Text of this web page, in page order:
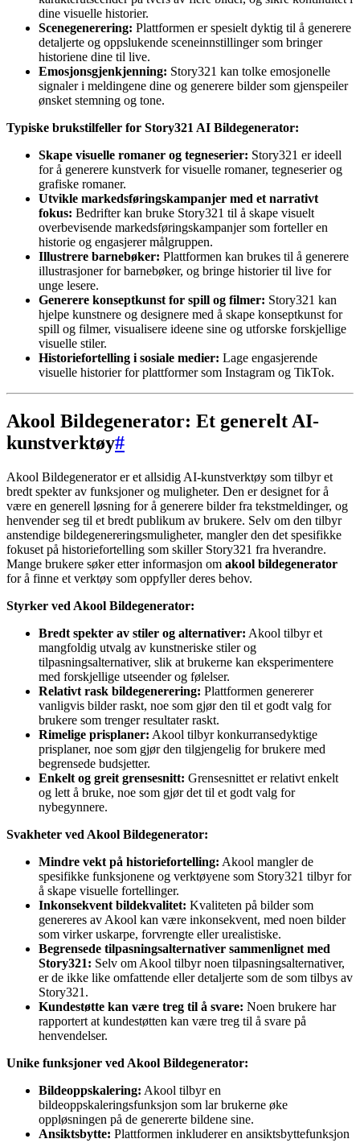
dine visuelle historier.
Scenegenerering: Plattformen er spesielt dyktig til å generere
detaljerte og oppslukende sceneinnstillinger som bringer
historiene dine til live.
Emosjonsgjenkjenning: Story321 kan tolke emosjonelle
signaler i meldingene dine og generere bilder som gjenspeiler
ønsket stemning og tone.
Typiske brukstilfeller for Story321 AI Bildegenerator:
Skape visuelle romaner og tegneserier: Story321 er ideell
for å generere kunstverk for visuelle romaner, tegneserier og
grafiske romaner.
Utvikle markedsføringskampanjer med et narrativt
fokus: Bedrifter kan bruke Story321 til å skape visuelt
overbevisende markedsføringskampanjer som forteller en
historie og engasjerer målgruppen.
Illustrere barnebøker: Plattformen kan brukes til å generere
illustrasjoner for barnebøker, og bringe historier til live for
unge lesere.
Generere konseptkunst for spill og filmer: Story321 kan
hjelpe kunstnere og designere med å skape konseptkunst for
spill og filmer, visualisere ideene sine og utforske forskjellige
visuelle stiler.
Historiefortelling i sosiale medier: Lage engasjerende
visuelle historier for plattformer som Instagram og TikTok.
Akool Bildegenerator: Et generelt AI-
kunstverktøy#
Akool Bildegenerator er et allsidig AI-kunstverktøy som tilbyr et
bredt spekter av funksjoner og muligheter. Den er designet for å
være en generell løsning for å generere bilder fra tekstmeldinger, og
henvender seg til et bredt publikum av brukere. Selv om den tilbyr
anstendige bildegenereringsmuligheter, mangler den det spesifikke
fokuset på historiefortelling som skiller Story321 fra hverandre.
Mange brukere søker etter informasjon om akool bildegenerator
for å finne et verktøy som oppfyller deres behov.
Styrker ved Akool Bildegenerator:
Bredt spekter av stiler og alternativer: Akool tilbyr et
mangfoldig utvalg av kunstneriske stiler og
tilpasningsalternativer, slik at brukerne kan eksperimentere
med forskjellige utseender og følelser.
Relativt rask bildegenerering: Plattformen genererer
vanligvis bilder raskt, noe som gjør den til et godt valg for
brukere som trenger resultater raskt.
Rimelige prisplaner: Akool tilbyr konkurransedyktige
prisplaner, noe som gjør den tilgjengelig for brukere med
begrensede budsjetter.
Enkelt og greit grensesnitt: Grensesnittet er relativt enkelt
og lett å bruke, noe som gjør det til et godt valg for
nybegynnere.
Svakheter ved Akool Bildegenerator:
Mindre vekt på historiefortelling: Akool mangler de
spesifikke funksjonene og verktøyene som Story321 tilbyr for
å skape visuelle fortellinger.
Inkonsekvent bildekvalitet: Kvaliteten på bilder som
genereres av Akool kan være inkonsekvent, med noen bilder
som virker uskarpe, forvrengte eller urealistiske.
Begrensede tilpasningsalternativer sammenlignet med
Story321: Selv om Akool tilbyr noen tilpasningsalternativer,
er de ikke like omfattende eller detaljerte som de som tilbys av
Story321.
Kundestøtte kan være treg til å svare: Noen brukere har
rapportert at kundestøtten kan være treg til å svare på
henvendelser.
Unike funksjoner ved Akool Bildegenerator:
Bildeoppskalering: Akool tilbyr en
bildeoppskaleringsfunksjon som lar brukerne øke
oppløsningen på de genererte bildene sine.
Ansiktsbytte: Plattformen inkluderer en ansiktsbyttefunksjon